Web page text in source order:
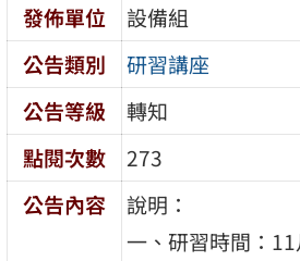
發佈單位
設備組
公告類別
研習講座
公告等級
轉知
點閱次數
273
公告內容
說明：
一、研習時間：